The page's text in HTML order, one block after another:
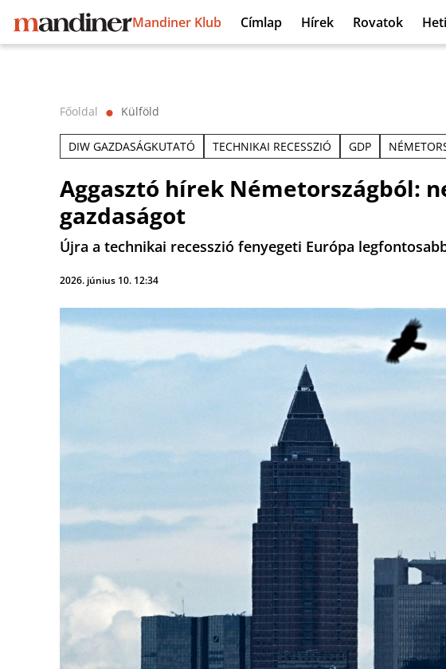
Mandiner Klub Címlap Hírek Rovatok
Főoldal ⬤ Külföld
DIW GAZDASÁGKUTATÓ TECHNIKAI RECESSZIÓ GDP
Aggasztó hírek Németországból:
gazdaságot
Újra a technikai recesszió fenyegeti Európa
2026. június 10. 12:34